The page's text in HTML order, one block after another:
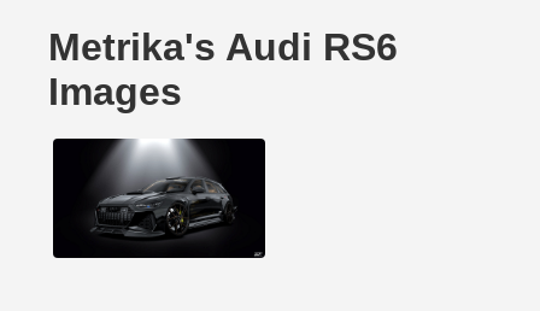
Metrika's Audi RS6
Images